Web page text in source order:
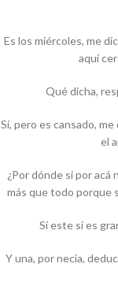
Es los miércoles, me
aquí
Qué dicha,
Sí, pero es cansado,
el
¿Por dónde si por
más que todo porque
Sí este sí es
Y una, por necia,